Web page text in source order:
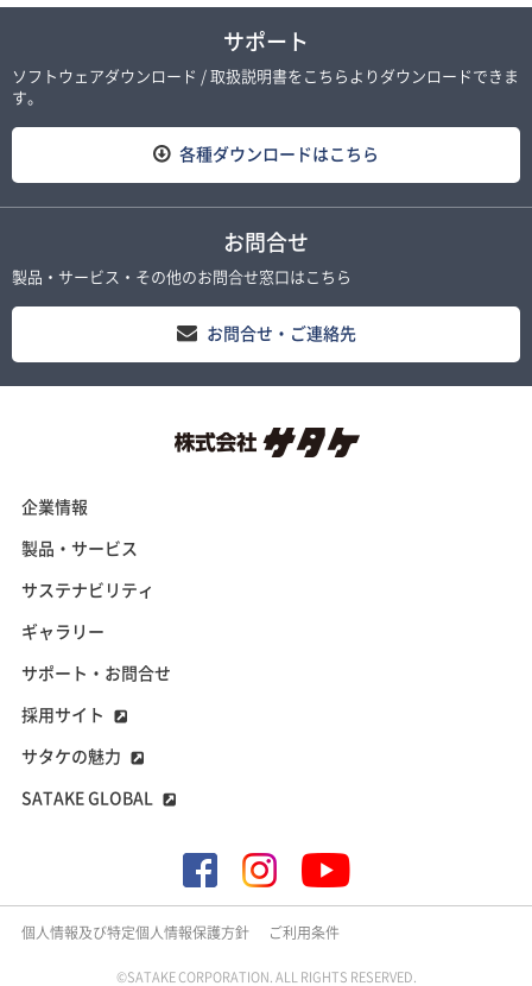
サポート
ソフトウェアダウンロード / 取扱説明書をこちらよりダウンロードできま
す。
各種ダウンロードはこちら
お問合せ
製品・サービス・その他のお問合せ窓口はこちら
お問合せ・ご連絡先
企業情報
製品・サービス
サステナビリティ
ギャラリー
サポート・お問合せ
採用サイト
サタケの魅力
SATAKE GLOBAL
個人情報及び特定個人情報保護方針 ご利用条件
©SATAKE CORPORATION. ALL RIGHTS RESERVED.